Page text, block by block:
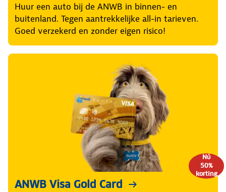
Huur een auto bij de ANWB in binnen- en
buitenland. Tegen aantrekkelijke all-in tarieven.
Goed verzekerd en zonder eigen risico!
Nú
50%
korting
ANWB Visa Gold Card